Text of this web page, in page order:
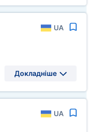
UA
Докладніше
UA